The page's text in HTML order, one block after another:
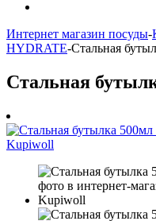
Интернет магазин посуды-
HYDRATE-Стальная
Стальная